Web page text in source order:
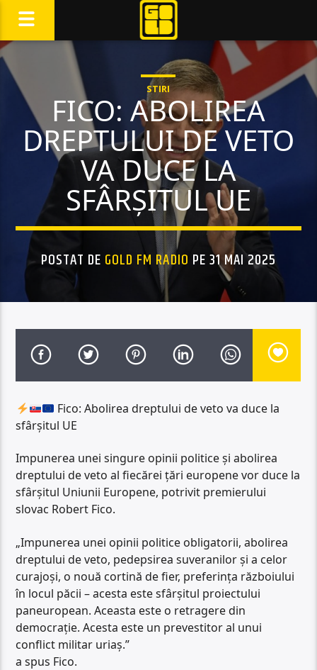
STIRI
FICO: ABOLIREA
DREPTULUI DE VETO
VA DUCE LA
SFÂRȘITUL UE
POSTAT DE GOLD FM RADIO PE 31 MAI 2025
Fico: Abolirea dreptului de veto va duce la
sfârșitul UE
Impunerea unei singure opinii politice și abolirea
dreptului de veto al fiecărei țări europene vor duce la
sfârșitul Uniunii Europene, potrivit premierului
slovac Robert Fico.
„Impunerea unei opinii politice obligatorii, abolirea
dreptului de veto, pedepsirea suveranilor și a celor
curajoși, o nouă cortină de fier, preferința războiului
în locul păcii – acesta este sfârșitul proiectului
paneuropean. Aceasta este o retragere din
democrație. Acesta este un prevestitor al unui
conflict militar uriaș.”
a spus Fico.